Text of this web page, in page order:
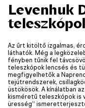
Levenhuk
Az űrt kitöltő izgalmas,
láthatók. Még a
fényben tűnik fel
teleszkópok lencsés és
megfigyelhetők a
tejútrendszerek,
üstökösök. A kínálatban
kisméretű teleszkópok is
üresség”